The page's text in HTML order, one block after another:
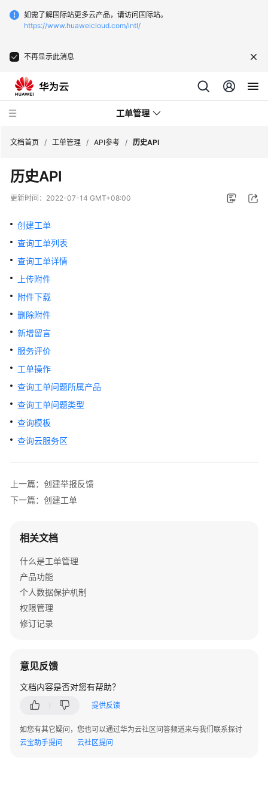
如需了解国际站更多云产品，请访问国际站。
https://www.huaweicloud.com/intl/
不再显示此消息
工单管理
产
品
绍
用
户
指
南
API
参
考
使
必
读
如
用
应
用
示
例
v2（推
历
API
文档首页 / 工单管理 / API参考 / 历史API
历史API
更新时间： 2022-07-14 GMT+08:00
创建工单
查询工单列表
查询工单详情
上传附件
附件下载
删除附件
新增留言
服务评价
工单操作
查询工单问题所属产品
查询工单问题类型
查询模板
查询云服务区
上一篇：创建举报反馈
下一篇：创建工单
相关文档
什么是工单管理
产品功能
个人数据保护机制
权限管理
修订记录
意见反馈
文档内容是否对您有帮助？
提供反馈
如您有其它疑问，您也可以通过华为云社区问答频道来与我们联系探讨
云宝助手提问
云社区提问